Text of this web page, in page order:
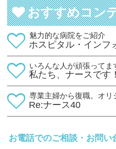
おすすめコン
魅力的な病院をご紹介
ホスピタル・インフ
いろんな人が頑張ってま
私たち、ナースです！
専業主婦から復職。オリ
Re:ナース40
お電話でのご相談・お問い